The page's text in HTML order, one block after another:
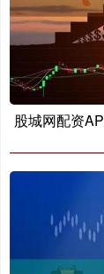
股城网配资